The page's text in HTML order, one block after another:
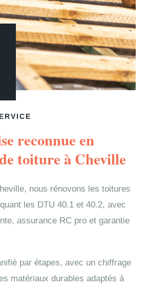
reconnue en
toiture à Cheville
nous rénovons les toitures
les DTU 40.1 et 40.2, avec
assurance RC pro et garantie
par étapes, avec un chiffrage
matériaux durables adaptés à